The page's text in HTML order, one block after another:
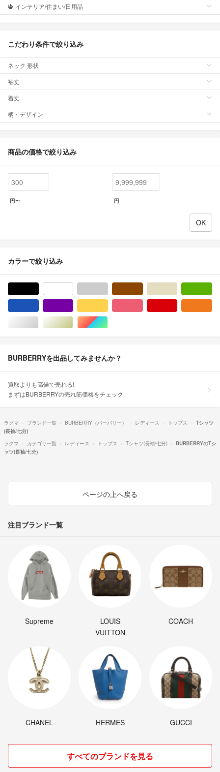
インテリア/住まい/日用品
こだわり条件で絞り込み
ネック 形状
袖丈
着丈
柄・デザイン
商品の価格で絞り込み
円〜 円
カラーで絞り込み
シルバー/銀色系ゴールド/金色系マルチカラー
BURBERRYを出品してみませんか？
買取よりも高値で売れる!
まずはBURBERRYの売れ筋価格をチェック
ラクマ ブランド一覧 BURBERRY（バーバリー） レディース トップス
Tシャツ
(長袖/七分)
ラクマ
カテゴリ一覧 レディース トップス Tシャツ(長袖/七分)
BURBERRYのTシ
ャツ(長袖/七分)
ページの上へ戻る
注目ブランド一覧
Supreme
LOUIS
VUITTON
COACH
CHANEL HERMES GUCCI
すべてのブランドを見る